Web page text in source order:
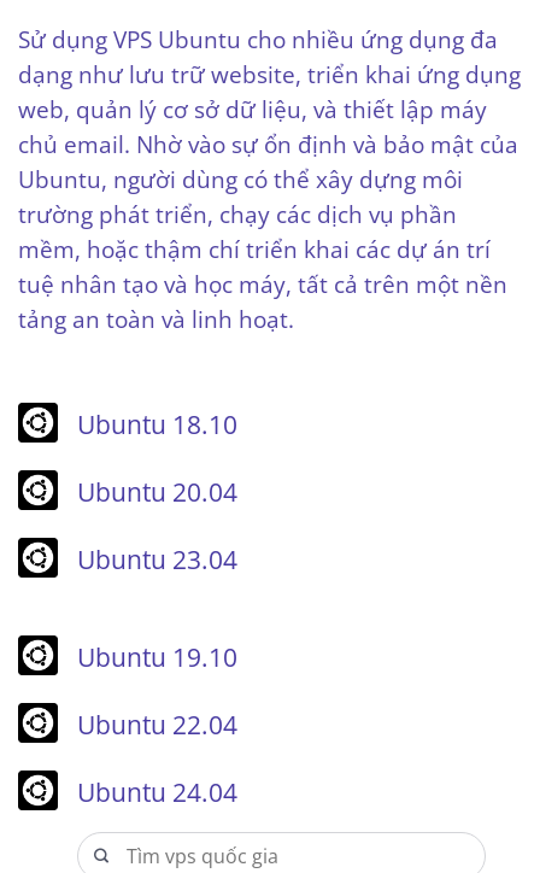
Sử dụng VPS Ubuntu cho nhiều ứng dụng đa
dạng như lưu trữ website, triển khai ứng dụng
web, quản lý cơ sở dữ liệu, và thiết lập máy
chủ email. Nhờ vào sự ổn định và bảo mật của
Ubuntu, người dùng có thể xây dựng môi
trường phát triển, chạy các dịch vụ phần
mềm, hoặc thậm chí triển khai các dự án trí
tuệ nhân tạo và học máy, tất cả trên một nền
tảng an toàn và linh hoạt.
Ubuntu 18.10
Ubuntu 20.04
Ubuntu 23.04
Ubuntu 19.10
Ubuntu 22.04
Ubuntu 24.04